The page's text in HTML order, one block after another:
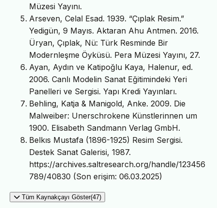
Müzesi Yayını.
Arseven, Celal Esad. 1939. “Çıplak Resim.”
Yedigün, 9 Mayıs. Aktaran Ahu Antmen. 2016.
Üryan, Çıplak, Nü: Türk Resminde Bir
Modernleşme Öyküsü. Pera Müzesi Yayını, 27.
Ayan, Aydın ve Katipoğlu Kaya, Halenur, ed.
2006. Canlı Modelin Sanat Eğitimindeki Yeri
Panelleri ve Sergisi. Yapı Kredi Yayınları.
Behling, Katja & Manigold, Anke. 2009. Die
Malweiber: Unerschrokene Künstlerinnen um
1900. Elisabeth Sandmann Verlag GmbH.
Belkıs Mustafa (1896-1925) Resim Sergisi.
Destek Sanat Galerisi, 1987.
https://archives.saltresearch.org/handle/123456
789/40830 (Son erişim: 06.03.2025)
Tüm Kaynakçayı Göster(47)